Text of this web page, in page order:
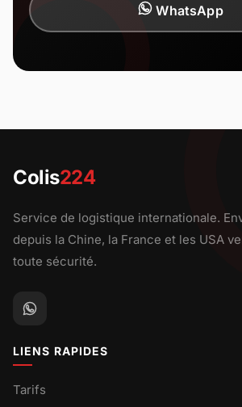
WhatsApp
Colis224
Service de logistique internationale.
depuis la Chine, la France et les USA
toute sécurité.
LIENS RAPIDES
Tarifs